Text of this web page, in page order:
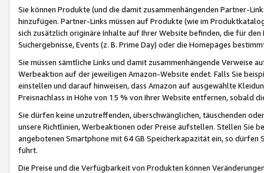
Sie können Produkte (und die damit zusammenhängenden Partner-
hinzufügen. Partner-Links müssen auf Produkte (wie im
sich zusätzlich originäre Inhalte auf Ihrer Website befinden, die für
Suchergebnisse, Events (z. B. Prime Day) oder die Homepages
Sie müssen sämtliche Links und damit zusammenhängende
Werbeaktion auf der jeweiligen Amazon-Website endet. Falls Sie
einstellen und darauf hinweisen, dass Amazon auf ausgewählte
Preisnachlass in Höhe von 15 % von Ihrer Website entfernen, sobald
Sie dürfen keine unzutreffenden, überschwänglichen, täuschenden
unsere Richtlinien, Werbeaktionen oder Preise aufstellen. Stellen Sie
angebotenen Smartphone mit 64 GB Speicherkapazität ein, so dürfen
führt.
Die Preise und die Verfügbarkeit von Produkten können